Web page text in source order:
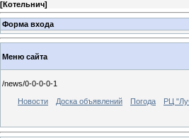
[Котельнич]
Форма входа
Меню сайта
/news/0-0-0-0-1
Новости Доска объявлений Погода РЦ